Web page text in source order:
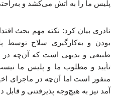
پلیس ما را به آتش می‌کشد و
نادری بیان کرد: نکته مهم بحث
بودن و به‌کارگیری سلاح
طبیعی و بدیهی است که آن‌چه در
تأیید و مطلوب ما و پلیس ما
منفور است اما آن‌چه در ماجرای
آمد نیز به هیچ‌وجه پذیرفتنی و